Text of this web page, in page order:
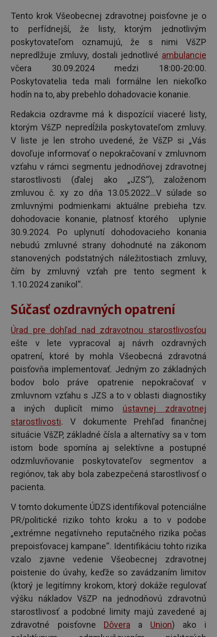
Tento krok Všeobecnej zdravotnej poisťovne je o
to perfídnejší, že listy, ktorým jednotlivým
poskytovateľom oznamujú, že s nimi VšZP
nepredlžuje zmluvy, dostali jednotlivé ambulancie
včera 30.09.2024 medzi 18:00-20:00.
Poskytovatelia teda mali formálne len niekoľko
hodín na to, aby prebehlo dohadovacie konanie.
Redakcia ozdravme má k dispozícií viaceré listy,
ktorým VšZP nepredĺžila poskytovateľom zmluvy.
V liste je len stroho uvedené, že VšZP si „Vás
dovoľuje informovať o nepokračovaní v zmluvnom
vzťahu v rámci segmentu jednodňovej zdravotnej
starostlivosti (ďalej ako „JZS“), založenom
zmluvou č. xy zo dňa 13.05.2022...V súlade so
zmluvnými podmienkami aktuálne prebieha tzv.
dohodovacie konanie, platnosť ktorého uplynie
30.9.2024. Po uplynutí dohodovacieho konania
nebudú zmluvné strany dohodnuté na zákonom
stanovených podstatných náležitostiach zmluvy,
čím by zmluvný vzťah pre tento segment k
1.10.2024 zanikol“.
Súčasť ozdravných opatrení
Úrad pre dohľad nad zdravotnou starostlivosťou
ešte v lete vypracoval aj návrh ozdravných
opatrení, ktoré by mohla Všeobecná zdravotná
poisťovňa implementovať. Jedným zo základných
bodov bolo práve opatrenie nepokračovať v
zmluvnom vzťahu s JZS a to v oblasti diagnostiky
a iných duplicít mimo ústavnej zdravotnej
starostlivosti. V dokumente Prehľad finančnej
situácie VšZP, základné čísla a alternatívy sa v tom
istom bode spomína aj selektívne a postupné
odzmluvňovanie poskytovateľov segmentov a
regiónov, tak aby bola zabezpečená starostlivosť o
pacienta.
V tomto dokumente ÚDZS identifikoval potenciálne
PR/politické riziko tohto kroku a to v podobe
„extrémne negatívneho reputačného rizika počas
prepoisťovacej kampane“. Identifikáciu tohto rizika
vzalo zjavne vedenie Všeobecnej zdravotnej
poistenie do úvahy, keďže so zavádzaním limitov
(ktorý je legitímny krokom, ktorý dokáže regulovať
výšku nákladov VšZP na jednodňovú zdravotnú
starostlivosť a podobné limity majú zavedené aj
zdravotné poisťovne Dôveraa Union) ako i